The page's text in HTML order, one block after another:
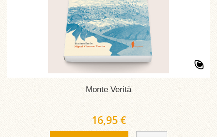
Monte Verità
16,95 €